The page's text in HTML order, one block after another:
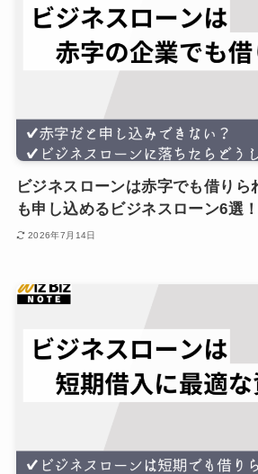
ビジネスローンは赤字でも借りら
も申し込めるビジネスローン6選！
2026年7月14日